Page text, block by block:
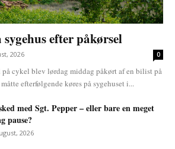
efter påkørsel
2026 0
cykel blev lørdag middag påkørt af en bilist på
efterfølgende køres på sygehuset i...
med Sgt. Pepper – eller bare en meget
pause?
2026